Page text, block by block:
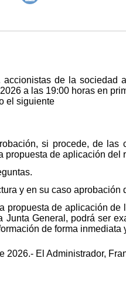
de la sociedad
a las 19:00 horas en
el siguiente
si procede, de
propuesta de aplicación del
y en su caso aprobación
propuesta de aplicación
Junta General, podrá ser
de forma
2026.- El Administrador,